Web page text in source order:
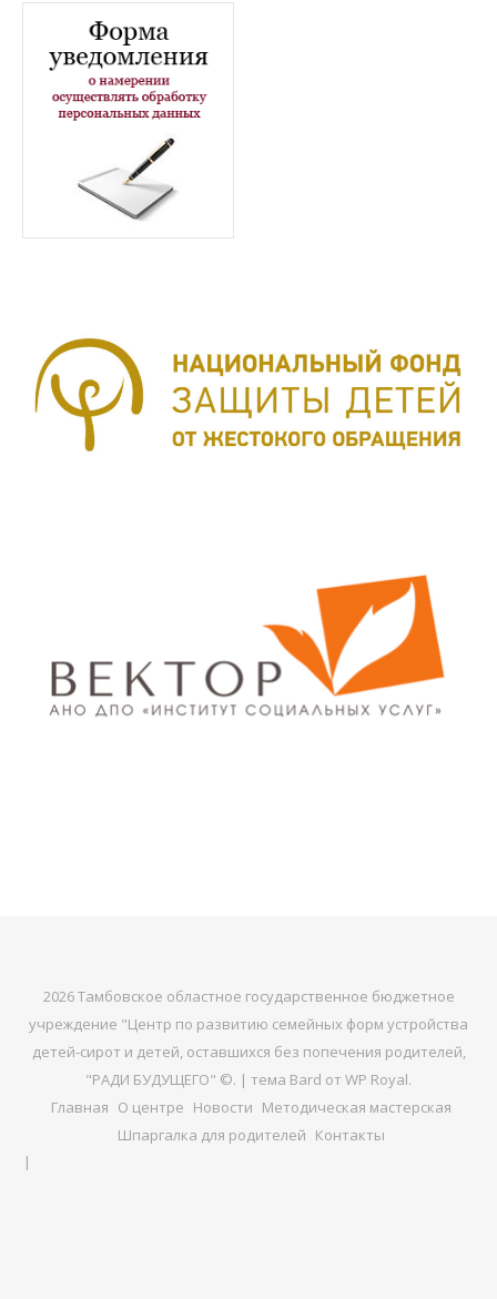
2026 Тамбовское областное государственное бюджетное
учреждение "Центр по развитию семейных форм устройства
детей-сирот и детей, оставшихся без попечения родителей,
"РАДИ БУДУЩЕГО" ©. | тема Bard от WP Royal.
Главная О центре Новости Методическая мастерская
Шпаргалка для родителей Контакты